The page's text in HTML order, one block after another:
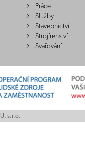
Práce
Služby
Stavebnictví
Strojírenství
Svařování
s.r.o.